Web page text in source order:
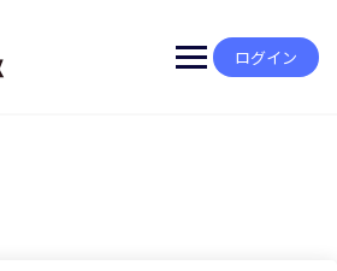
ログイン